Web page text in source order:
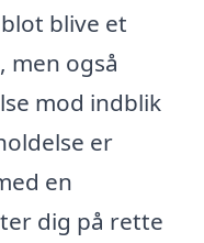
blive et
men også
mod indblik
er
en
dig på rette